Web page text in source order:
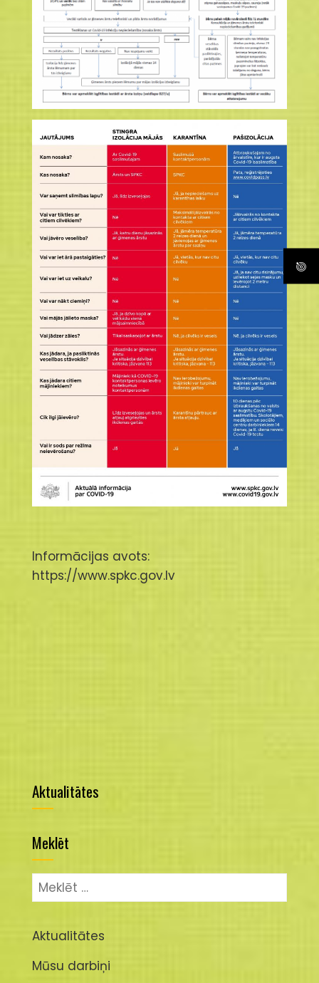
Informācijas avots:
https://www.spkc.gov.lv
Aktualitātes
Meklēt
Meklēt:
Aktualitātes
Mūsu darbiņi